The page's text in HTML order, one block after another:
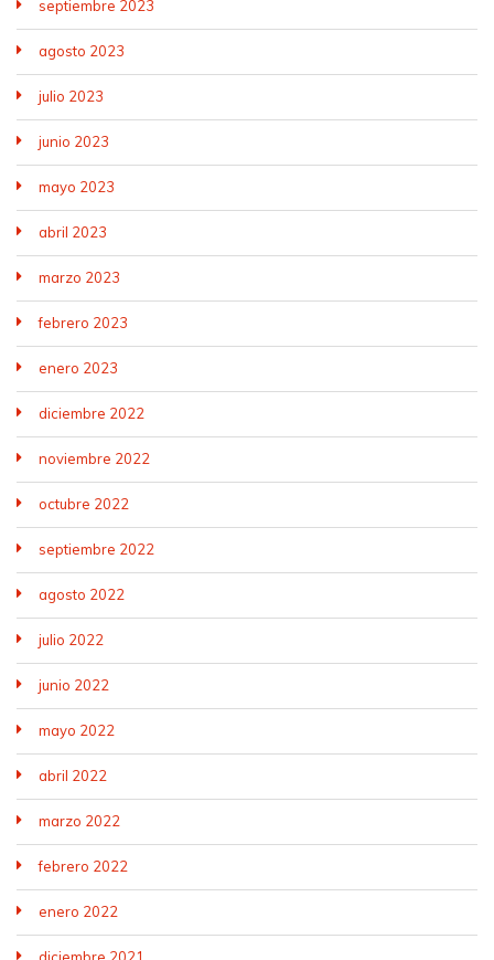
septiembre 2023
agosto 2023
julio 2023
junio 2023
mayo 2023
abril 2023
marzo 2023
febrero 2023
enero 2023
diciembre 2022
noviembre 2022
octubre 2022
septiembre 2022
agosto 2022
julio 2022
junio 2022
mayo 2022
abril 2022
marzo 2022
febrero 2022
enero 2022